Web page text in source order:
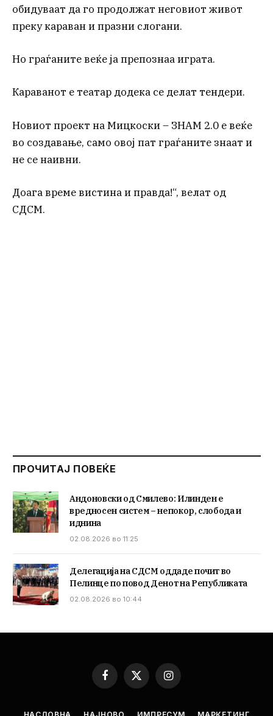
обидуваат да го продолжат неговиот живот
преку караван и празни слогани.
Но граѓаните веќе ја препознаа играта.
Караванот е театар додека се делат тендери.
Новиот проект на Мицкоски – ЗНАМ 2.0 е веќе
во создавање, само овој пат граѓаните знаат и
не се наивни.
Доага време вистина и правда!“, велат од
СДСМ.
ПРОЧИТАЈ ПОВЕЌЕ
Андоновски од Смилево: Илинден е
вредносен систем – непокор, слобода и
иднина
02.08.2026 во 11:25
Делегација на СДСМ оддаде почит во
Пелинце по повод Денот на Републиката
02.08.2026 во 10:44
Facebook
X
(Twitter)
Instagram